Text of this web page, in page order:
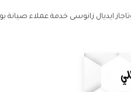
ايديال زانوسى خدمة عملاء صيانة